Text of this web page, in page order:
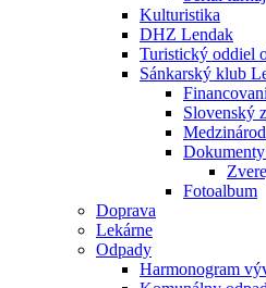
Kulturistika
DHZ Lendak
Turistický oddiel
Sánkarský klub
Slovenský
Fotoalbum
Doprava
Lekárne
Odpady
Harmonogram